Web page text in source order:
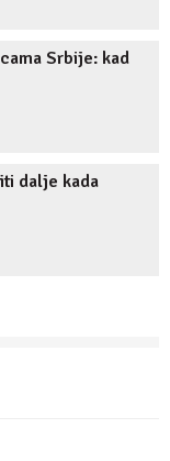
Srbije: kad
dalje kada